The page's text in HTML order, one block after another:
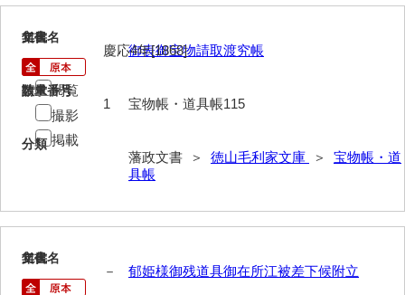
他役所方
治用方
115
文書名
御表御宝物請取渡究帳
請求番号
宝物帳・道具帳115
分類
藩政文書 ＞ 徳山毛利家文庫 ＞ 宝物帳・道
具帳
年代
慶応4年[1868]
数量
1
閲覧
撮影
掲載
116
文書名
郁姫様御残道具御在所江被差下候附立
年代
－